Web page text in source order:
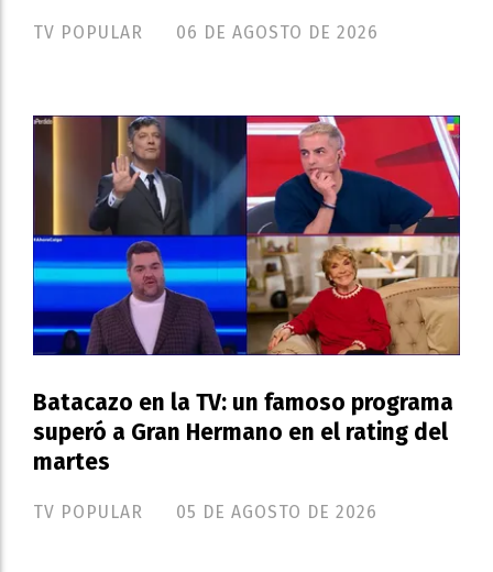
TV POPULAR 06 DE AGOSTO DE 2026
Batacazo en la TV: un famoso programa
superó a Gran Hermano en el rating del
martes
TV POPULAR 05 DE AGOSTO DE 2026